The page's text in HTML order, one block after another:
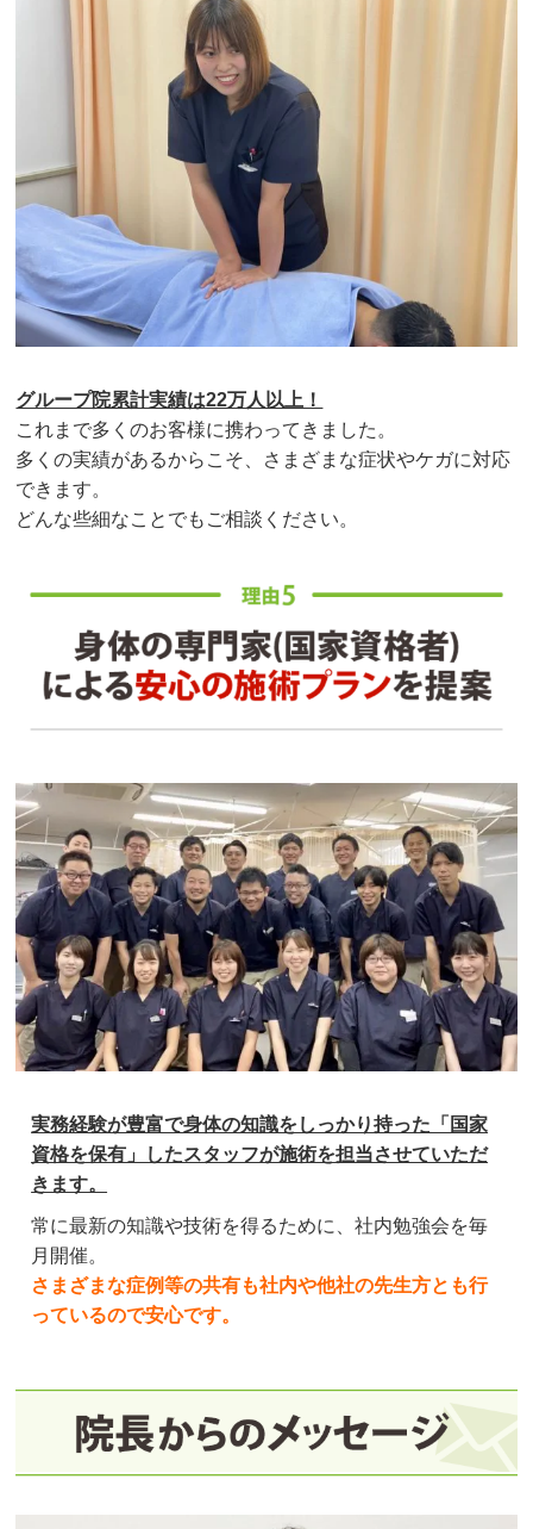
グループ院累計実績は22万人以上！
これまで多くのお客様に携わってきました。
多くの実績があるからこそ、さまざまな症状やケガに対応
できます。
どんな些細なことでもご相談ください。
実務経験が豊富で身体の知識をしっかり持った「国家
資格を保有」したスタッフが施術を担当させていただ
きます。
常に最新の知識や技術を得るために、社内勉強会を毎
月開催。
さまざまな症例等の共有も社内や他社の先生方とも行
っているので安心です。